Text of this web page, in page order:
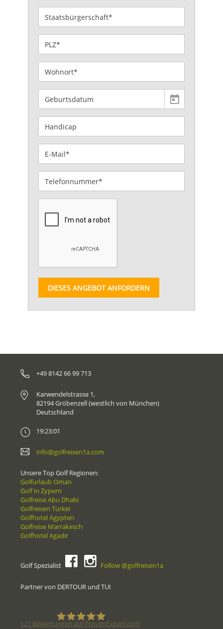
DIESES ANGEBOT ANFORDERN
+49 8142 66 99 713
Karwendelstrasse 1,
82194 Gröbenzell (westlich von München)
Deutschland
19:23:01
info@golfreisen1a.com
Unsere Top Golf Regionen:
Golfurlaub Oman
Golf in Zypern
Golfreise Abu Dhabi
Golfreisen Türkei
Golfhotel Ägypten
Golfreise Marrakesch
Golfhotel Agadir
Golf Spezialist Follow @golfreisen1a
Partner von DERTOUR und TUI
121 Bewertungen auf ProvenExpert.com